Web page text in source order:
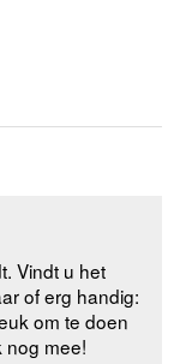
Vindt u het
of erg handig:
om te doen
nog mee!